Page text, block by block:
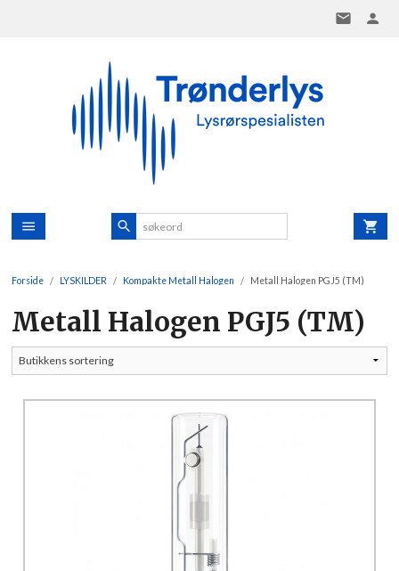
Forside LYSKILDER Kompakte Metall Halogen Metall Halogen PGJ5 (TM)
Metall Halogen PGJ5 (TM)